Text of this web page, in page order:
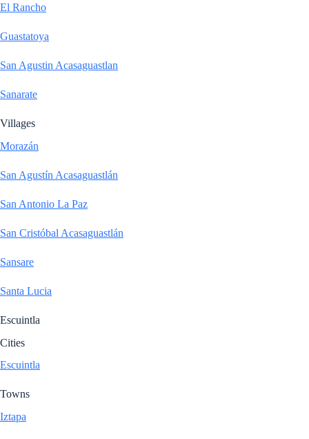
El Rancho
Guastatoya
San Agustin Acasaguastlan
Sanarate
Villages
Morazán
San Agustín Acasaguastlán
San Antonio La Paz
San Cristóbal Acasaguastlán
Sansare
Santa Lucia
Escuintla
Cities
Escuintla
Towns
Iztapa